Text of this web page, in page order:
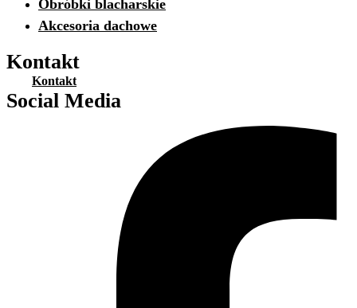
Obróbki blacharskie
Akcesoria dachowe
Kontakt
Kontakt
Social Media